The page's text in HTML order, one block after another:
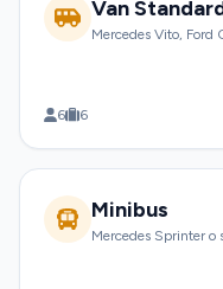
Van
Mercedes Vito, Ford
6 6
Minibus
Mercedes Sprinter